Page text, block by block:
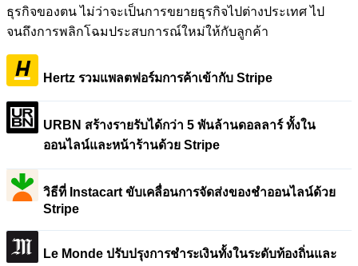
ธุรกิจของตน ไม่ว่าจะเป็นการขยายธุรกิจไปต่างประเทศ ไป
จนถึงการพลิกโฉมประสบการณ์ใหม่ให้กับลูกค้า
Hertz รวมแพลตฟอร์มการค้าเข้ากับ Stripe
URBN สร้างรายรับได้กว่า 5 พันล้านดอลลาร์ ทั้งใน
ออนไลน์และหน้าร้านด้วย Stripe
วิธีที่ Instacart ขับเคลื่อนการจัดส่งของชำออนไลน์ด้วย
Stripe
Le Monde ปรับปรุงการชำระเงินทั้งในระดับท้องถิ่นและ